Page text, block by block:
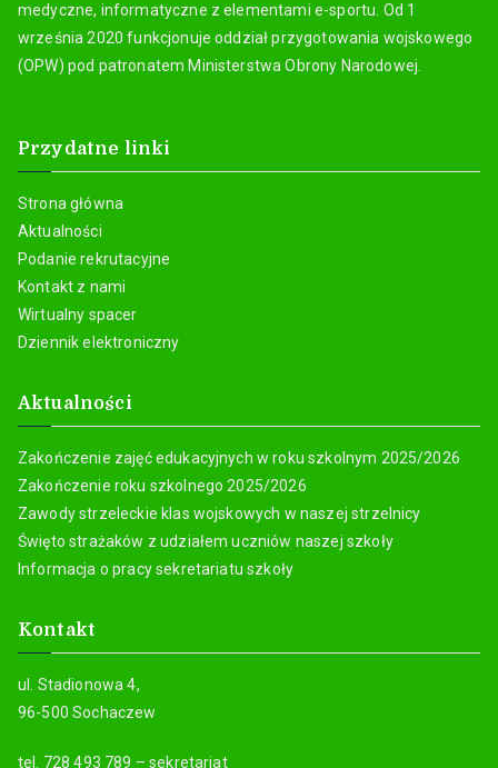
medyczne, informatyczne z elementami e-sportu. Od 1
września 2020 funkcjonuje oddział przygotowania wojskowego
(OPW) pod patronatem Ministerstwa Obrony Narodowej.
Przydatne linki
Strona główna
Aktualności
Podanie rekrutacyjne
Kontakt z nami
Wirtualny spacer
Dziennik elektroniczny
Aktualności
Zakończenie zajęć edukacyjnych w roku szkolnym 2025/2026
Zakończenie roku szkolnego 2025/2026
Zawody strzeleckie klas wojskowych w naszej strzelnicy
Święto strażaków z udziałem uczniów naszej szkoły
Informacja o pracy sekretariatu szkoły
Kontakt
ul. Stadionowa 4,
96-500 Sochaczew
tel. 728 493 789 – sekretariat